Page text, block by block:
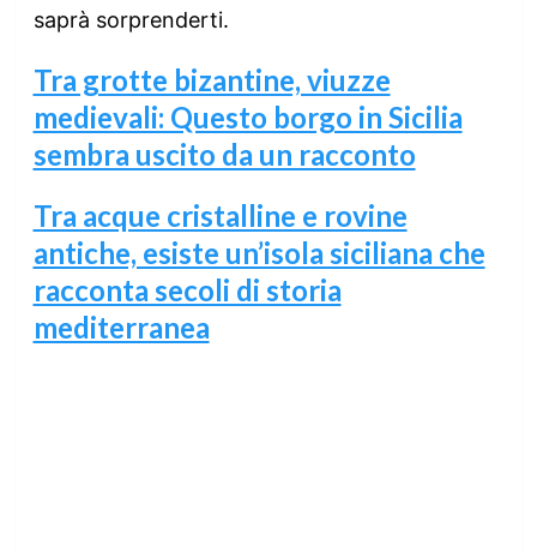
saprà sorprenderti.
Tra grotte bizantine, viuzze
medievali: Questo borgo in Sicilia
sembra uscito da un racconto
Tra acque cristalline e rovine
antiche, esiste un’isola siciliana che
racconta secoli di storia
mediterranea